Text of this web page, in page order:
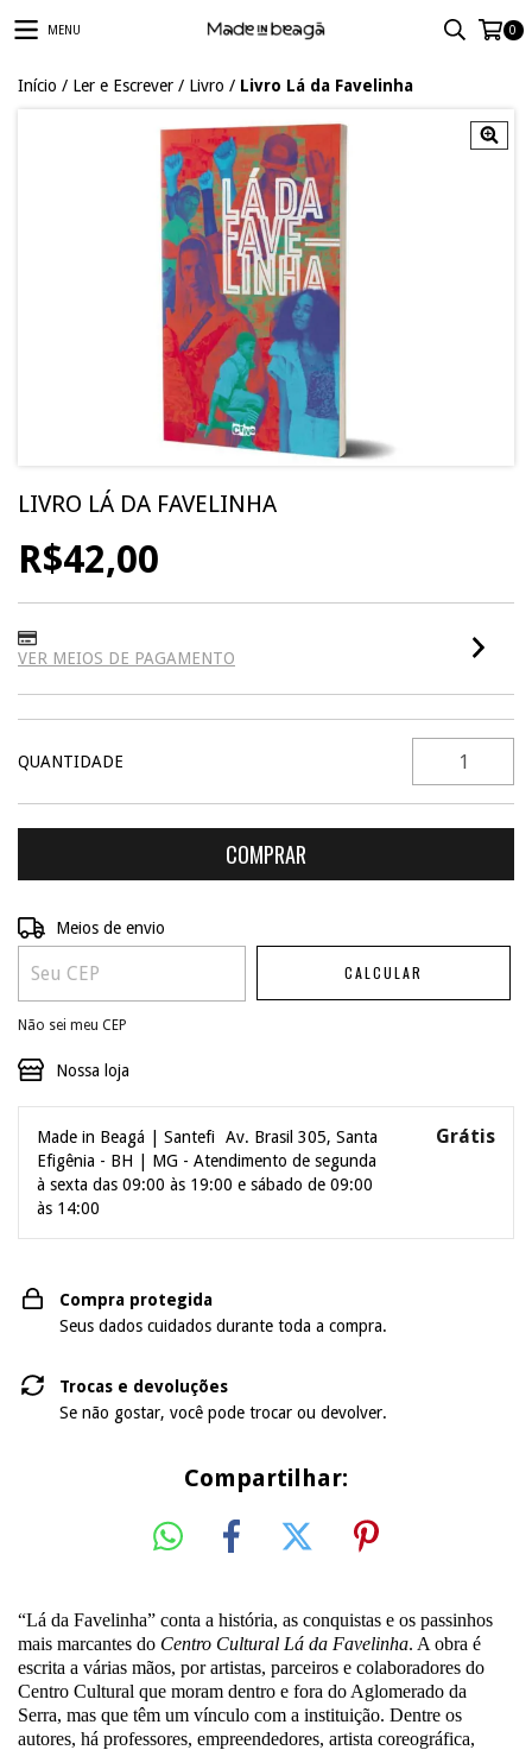
MENU 0
Início / Ler e Escrever / Livro / Livro Lá da Favelinha
LIVRO LÁ DA FAVELINHA
R$42,00
VER MEIOS DE PAGAMENTO
QUANTIDADE
Entregas para o CEP:
Meios de envio
CALCULAR
Não sei meu CEP
Nossa loja
Made in Beagá | Santefi Av. Brasil 305, Santa
Efigênia - BH | MG - Atendimento de segunda
à sexta das 09:00 às 19:00 e sábado de 09:00
às 14:00
Grátis
Compra protegida
Seus dados cuidados durante toda a compra.
Trocas e devoluções
Se não gostar, você pode trocar ou devolver.
Compartilhar:
“Lá da Favelinha” conta a história, as conquistas e os passinhos
mais marcantes do Centro Cultural Lá da Favelinha. A obra é
escrita a várias mãos, por artistas, parceiros e colaboradores do
Centro Cultural que moram dentro e fora do Aglomerado da
Serra, mas que têm um vínculo com a instituição. Dentre os
autores, há professores, empreendedores, artista coreográfica,